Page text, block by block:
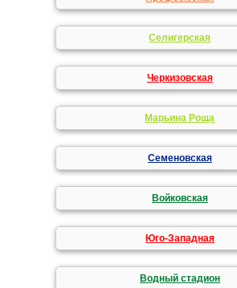
Селигерская
Черкизовская
Марьина Роща
Семеновская
Войковская
Юго-Западная
Водный стадион